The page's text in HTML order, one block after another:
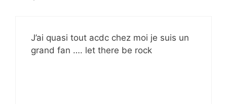
J’ai quasi tout acdc chez moi je suis un
grand fan …. let there be rock